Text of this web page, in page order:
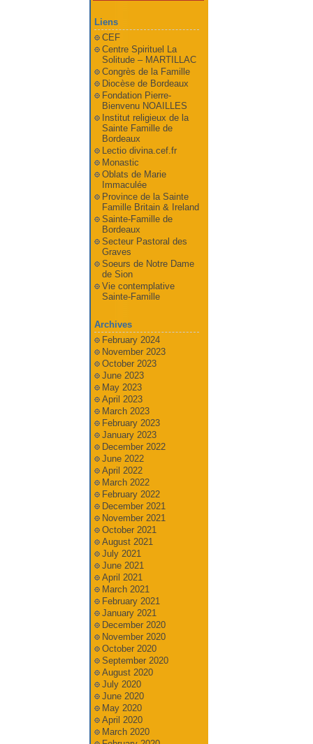
Liens
CEF
Centre Spirituel La
Solitude – MARTILLAC
Congrès de la Famille
Diocèse de Bordeaux
Fondation Pierre-
Bienvenu NOAILLES
Institut religieux de la
Sainte Famille de
Bordeaux
Lectio divina.cef.fr
Monastic
Oblats de Marie
Immaculée
Province de la Sainte
Famille Britain & Ireland
Sainte-Famille de
Bordeaux
Secteur Pastoral des
Graves
Soeurs de Notre Dame
de Sion
Vie contemplative
Sainte-Famille
Archives
February 2024
November 2023
October 2023
June 2023
May 2023
April 2023
March 2023
February 2023
January 2023
December 2022
June 2022
April 2022
March 2022
February 2022
December 2021
November 2021
October 2021
August 2021
July 2021
June 2021
April 2021
March 2021
February 2021
January 2021
December 2020
November 2020
October 2020
September 2020
August 2020
July 2020
June 2020
May 2020
April 2020
March 2020